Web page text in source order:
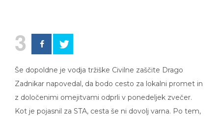
3
Še dopoldne je vodja tržiške Civilne zaščite Drago
Zadnikar napovedal, da bodo cesto za lokalni promet in
z določenimi omejitvami odprli v ponedeljek zvečer.
Kot je pojasnil za STA, cesta še ni dovolj varna. Po tem,